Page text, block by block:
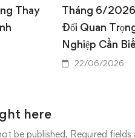
Thay
Tháng 6/
Đổi Quan
Nghiệp Cần
22/06/2026
here
be published. Required fields